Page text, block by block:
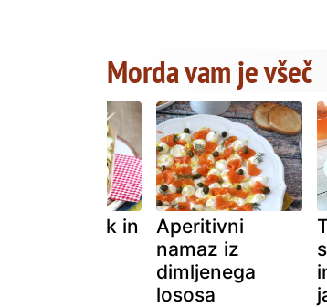
Morda vam je všeč
iz bučk in
Aperitivni
namaz iz
dimljenega
lososa